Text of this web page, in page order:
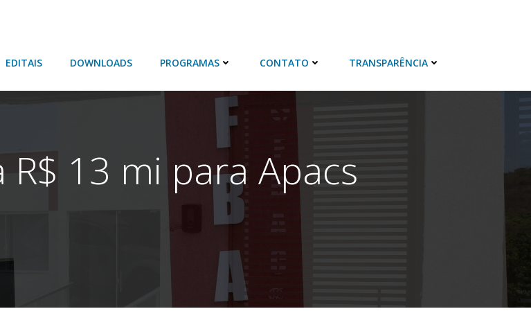
EDITAIS DOWNLOADS PROGRAMAS CONTATO TRANSPARÊNCIA
R$ 13 mi para Apacs